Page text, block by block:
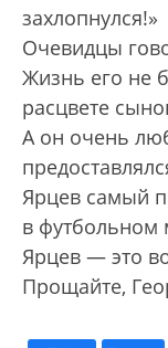
захлопнулся!»
Очевидцы
Жизнь его не
расцвете
А он очень
Ярцев самый
в футбольном
Ярцев — это
Прощайте,